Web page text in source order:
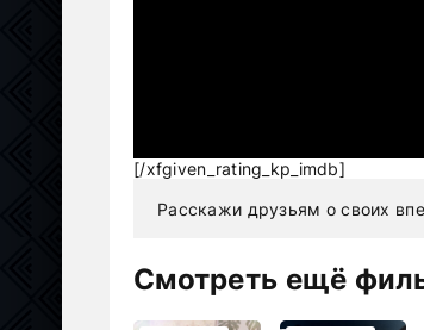
[/xfgiven_rating_kp_imdb]
Расскажи друзьям о своих
Смотреть ещё